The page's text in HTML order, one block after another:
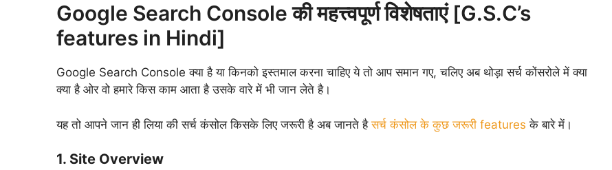
Google Search Console की महत्त्वपूर्ण विशेषताएं [G.S.C’s
features in Hindi]
Google Search Console क्या है या किनको इस्तमाल करना चाहिए ये तो आप समान गए, चलिए अब थोड़ा सर्च कोंसरोले में क्या
क्या है ओर वो हमारे किस काम आता है उसके वारे में भी जान लेते है।
यह तो आपने जान ही लिया की सर्च कंसोल किसके लिए जरूरी है अब जानते हैसर्च कंसोल के कुछ जरूरी features के बारे में।
1. Site Overview